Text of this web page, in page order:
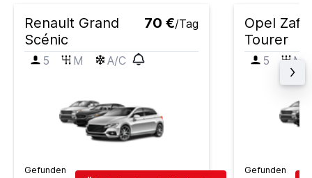
Renault Grand
Scénic
70 €/Tag
5 M A/C
Gefunden
Opel
Tourer
5 M
Gefunden